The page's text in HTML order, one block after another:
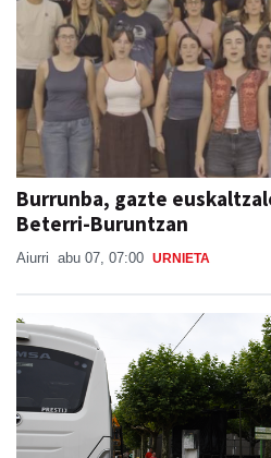
Burrunba, gazte
Beterri-Buruntzan
Aiurri abu 07, 07:00 URNIETA